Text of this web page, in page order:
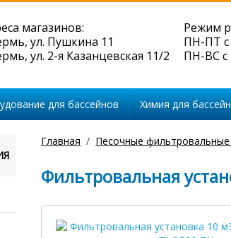
Режим
ПН-ПТ с
ПН-ВС с
магазинов:
ул. Пушкина 11
ул. 2-я Казанцевская 11/2
для бассейнов Химия для
Главная Песочные фильтровальные
Фильтровальная